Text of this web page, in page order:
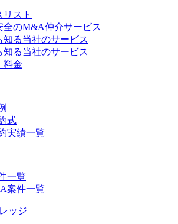
リスト
全のM&A仲介サービス
知る当社のサービス
知る当社のサービス
料金
式
実績一覧
一覧
案件一覧
ッジ